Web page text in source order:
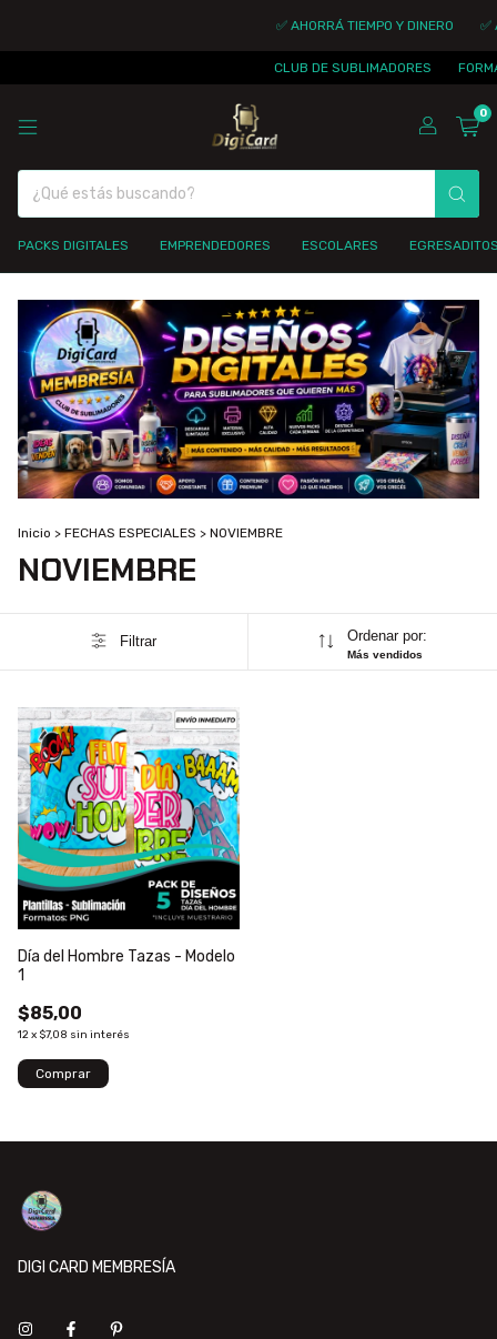
✅ AHORRÁ TIEMPO Y DINERO ✅
CLUB DE SUBLIMADORES
0
PACKS DIGITALES EMPRENDEDORES ESCOLARES
Inicio > FECHAS ESPECIALES > NOVIEMBRE
NOVIEMBRE
Filtrar Ordenar por:
Más vendidos
Día del Hombre Tazas - Modelo
1
$85,00
12x $7,08 sin interés
DIGI CARD MEMBRESÍA